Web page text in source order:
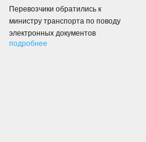
Перевозчики обратились к
министру транспорта по поводу
электронных документов
подробнее